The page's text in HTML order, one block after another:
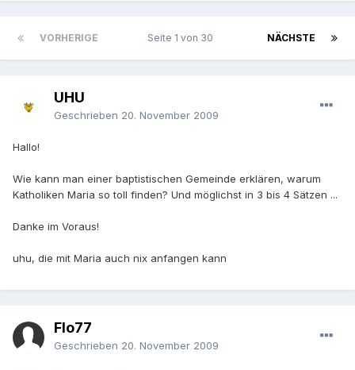
VORHERIGE NÄCHSTE
Seite 1 von 30
UHU
Geschrieben 20. November 2009
Hallo!
Wie kann man einer baptistischen Gemeinde erklären, warum
Katholiken Maria so toll finden? Und möglichst in 3 bis 4 Sätzen ...
Danke im Voraus!
uhu, die mit Maria auch nix anfangen kann
Flo77
Geschrieben 20. November 2009